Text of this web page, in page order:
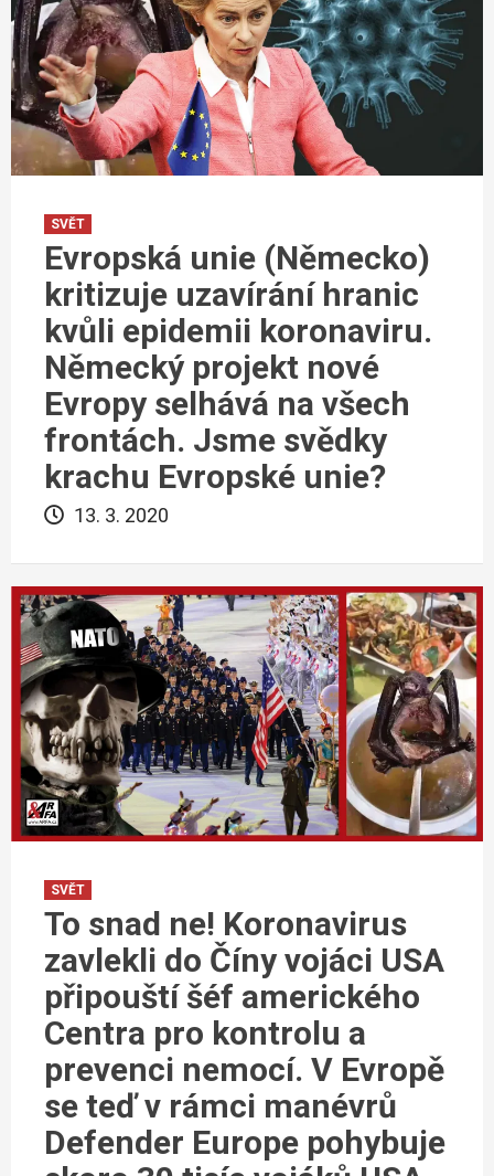
SVĚT
Evropská unie (Německo)
kritizuje uzavírání hranic
kvůli epidemii koronaviru.
Německý projekt nové
Evropy selhává na všech
frontách. Jsme svědky
krachu Evropské unie?
13. 3. 2020
SVĚT
To snad ne! Koronavirus
zavlekli do Číny vojáci USA
připouští šéf amerického
Centra pro kontrolu a
prevenci nemocí. V Evropě
se teď v rámci manévrů
Defender Europe pohybuje